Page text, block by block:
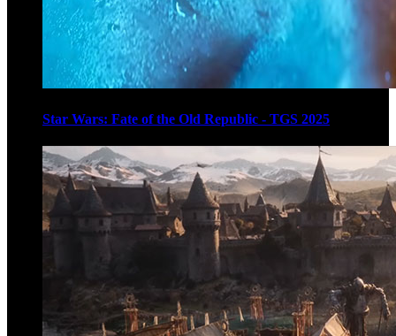
Star Wars: Fate of the Old Republic - TGS 2025